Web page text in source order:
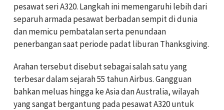
pesawat seri A320. Langkah ini memengaruhi lebih dari
separuh armada pesawat berbadan sempit di dunia
dan memicu pembatalan serta penundaan
penerbangan saat periode padat liburan Thanksgiving.
Arahan tersebut disebut sebagai salah satu yang
terbesar dalam sejarah 55 tahun Airbus. Gangguan
bahkan meluas hingga ke Asia dan Australia, wilayah
yang sangat bergantung pada pesawat A320 untuk